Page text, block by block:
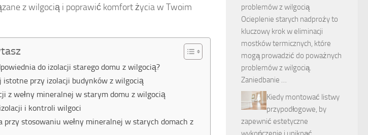
z wilgocią i poprawić komfort życia w Twoim
do izolacji starego domu z wilgocią?
istotne przy izolacji budynków z wilgocią
z wełny mineralnej w starym domu z wilgocią
i kontroli wilgoci
przy stosowaniu wełny mineralnej w starych domach z
problemów z wilgocią
Ocieplenie starych nadproży to
kluczowy krok w eliminacji
mostków termicznych, które
mogą prowadzić do poważnych
problemów z wilgocią.
Zaniedbanie …
Kiedy montować listwy
przypodłogowe, by
zapewnić estetyczne